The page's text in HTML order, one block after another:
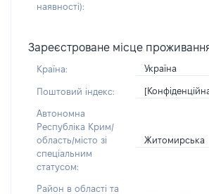
наявності):
Зареєстроване місце
Країна: Україна
Поштовий індекс:
Автономна
Республіка Крим/
область/місто зі
спеціальним
статусом:
Житомирська
Район в області та